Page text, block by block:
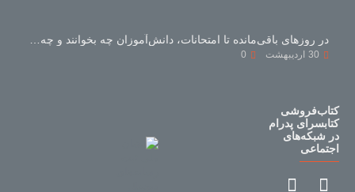
30 اردیبهشت 0
کتاب‌فروشی
کتابسرای پدرام
در شبکه‌های
اجتماعی